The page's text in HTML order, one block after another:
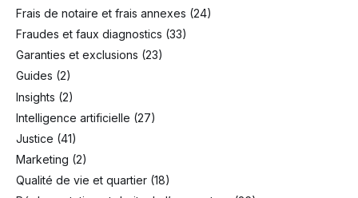
Frais de notaire et frais annexes (24)
Fraudes et faux diagnostics (33)
Garanties et exclusions (23)
Guides (2)
Insights (2)
Intelligence artificielle (27)
Justice (41)
Marketing (2)
Qualité de vie et quartier (18)